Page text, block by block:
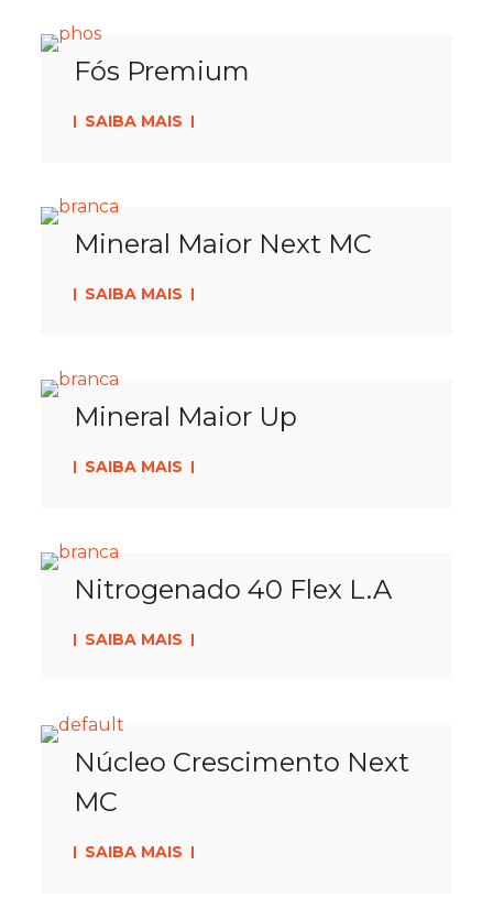
Fós Premium
SAIBA MAIS
Mineral Maior Next MC
SAIBA MAIS
Mineral Maior Up
SAIBA MAIS
Nitrogenado 40 Flex L.A
SAIBA MAIS
Núcleo Crescimento Next
MC
SAIBA MAIS